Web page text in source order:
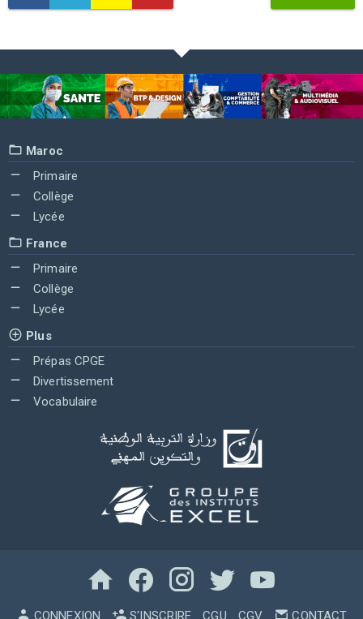
Maroc
Primaire
Collège
Lycée
France
Primaire
Collège
Lycée
Plus
Prépas CPGE
Divertissement
Vocabulaire
CONNEXION S'INSCRIRE CGU CGV CONTACT